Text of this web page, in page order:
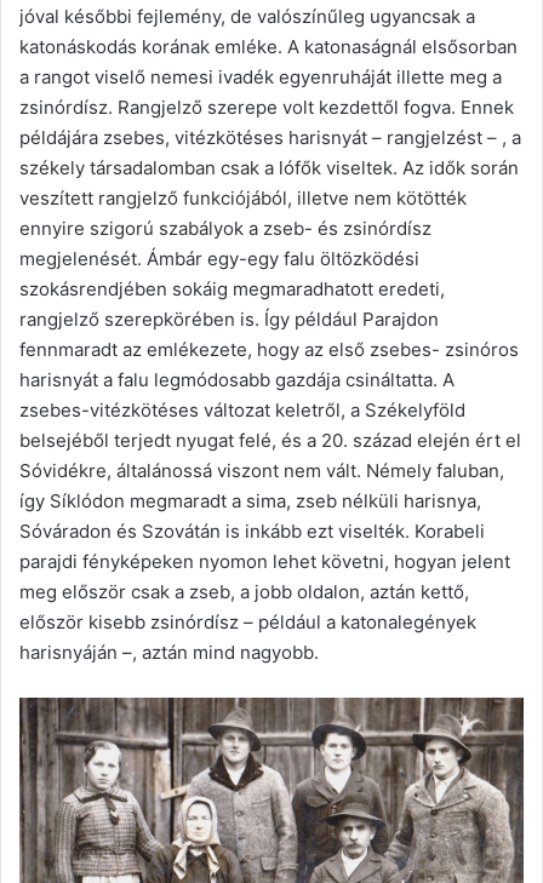
jóval későbbi fejlemény, de valószínűleg ugyancsak a
katonáskodás korának emléke. A katonaságnál elsősorban
a rangot viselő nemesi ivadék egyenruháját illette meg a
zsinórdísz. Rangjelző szerepe volt kezdettől fogva. Ennek
példájára zsebes, vitézkötéses harisnyát – rangjelzést – , a
székely társadalomban csak a lófők viseltek. Az idők során
veszített rangjelző funkciójából, illetve nem kötötték
ennyire szigorú szabályok a zseb- és zsinórdísz
megjelenését. Ámbár egy-egy falu öltözködési
szokásrendjében sokáig megmaradhatott eredeti,
rangjelző szerepkörében is. Így például Parajdon
fennmaradt az emlékezete, hogy az első zsebes- zsinóros
harisnyát a falu legmódosabb gazdája csináltatta. A
zsebes-vitézkötéses változat keletről, a Székelyföld
belsejéből terjedt nyugat felé, és a 20. század elején ért el
Sóvidékre, általánossá viszont nem vált. Némely faluban,
így Síklódon megmaradt a sima, zseb nélküli harisnya,
Sóváradon és Szovátán is inkább ezt viselték. Korabeli
parajdi fényképeken nyomon lehet követni, hogyan jelent
meg először csak a zseb, a jobb oldalon, aztán kettő,
először kisebb zsinórdísz – például a katonalegények
harisnyáján –, aztán mind nagyobb.